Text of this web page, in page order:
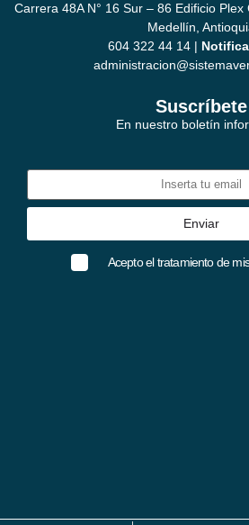
Carrera 48A N° 16 Sur – 86 Edificio Plex
Medellín,
604 322 44 14 |
Suscríbete
En nuestro boletín
Acepto el tratamiento de